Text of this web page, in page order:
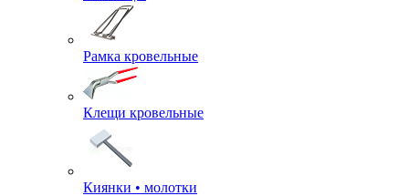
Рамка кровельные
Клещи кровельные
Киянки • молотки